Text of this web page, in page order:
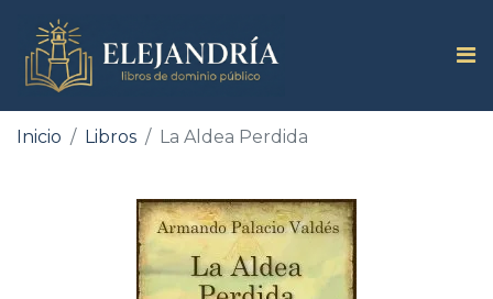
Inicio Libros La Aldea Perdida